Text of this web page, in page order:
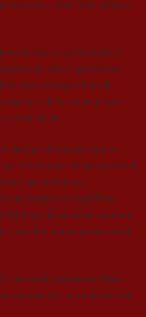
e se a experiência parece
em excesso de variedade e
que sabe o que faz não
de entregar bem, de
jantar a dois, numa mesa de
final do dia.
excelente para quem
entre uma refeição aceitável
repetir está nos
encontras esse equilíbrio
já não estás apenas a
a escolher como queres sentir-
por sushi realmente fresco
que respeite o produto e o teu